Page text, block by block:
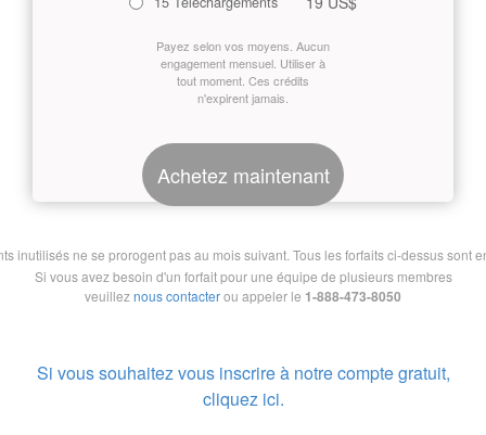
Payez selon vos moyens. Aucun
engagement mensuel. Utiliser à
tout moment. Ces crédits
n'expirent jamais.
Achetez maintenant
inutilisés ne se prorogent pas au mois suivant. Tous les forfaits ci-dessus sont
Si vous avez besoin d'un forfait pour une équipe de plusieurs membres
veuilleznous contacterou appeler le 1-888-473-8050
Si vous souhaitez vous inscrire à notre compte gratuit,
cliquez ici.